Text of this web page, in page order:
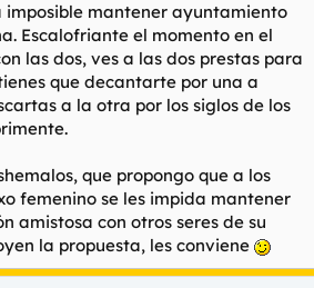
imposible mantener ayuntamiento
Escalofriante el momento en el
las dos, ves a las dos prestas para
que decantarte por una a
a la otra por los siglos de los
que propongo que a los
femenino se les impida mantener
amistosa con otros seres de su
la propuesta, les conviene